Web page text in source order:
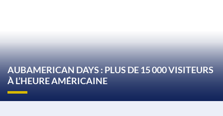
AUBAMERICAN DAYS : PLUS DE 15 000 VISITEURS
À L’HEURE AMÉRICAINE